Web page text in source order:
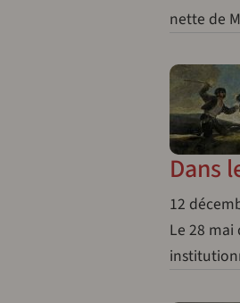
nette de
Dans
12
Le 28